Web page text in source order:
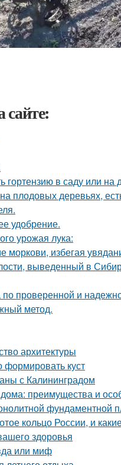
сайте:
гортензию в саду или на
плодовых деревьях,
удобрение.
урожая лука:
моркови, избегая
выведенный в
по проверенной и
метод.
архитектуры
формировать куст
с Калининградом
преимущества и
фундаментной
кольцо России, и
здоровья
или миф